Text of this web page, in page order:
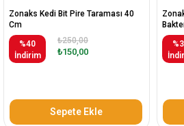
Zonaks Kedi Bit Pire Taraması 40
Cm
%40
İndirim
₺150,00
₺250,00
Sepete Ekle